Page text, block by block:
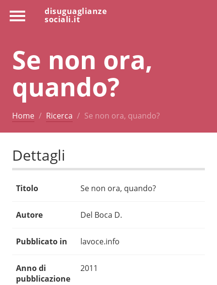
disuguaglianze
sociali.it
Se non ora,
quando?
Home Ricerca Se non ora, quando?
Dettagli
Titolo Se non ora, quando?
Autore Del Boca D.
Pubblicato in lavoce.info
Anno di
pubblicazione
2011